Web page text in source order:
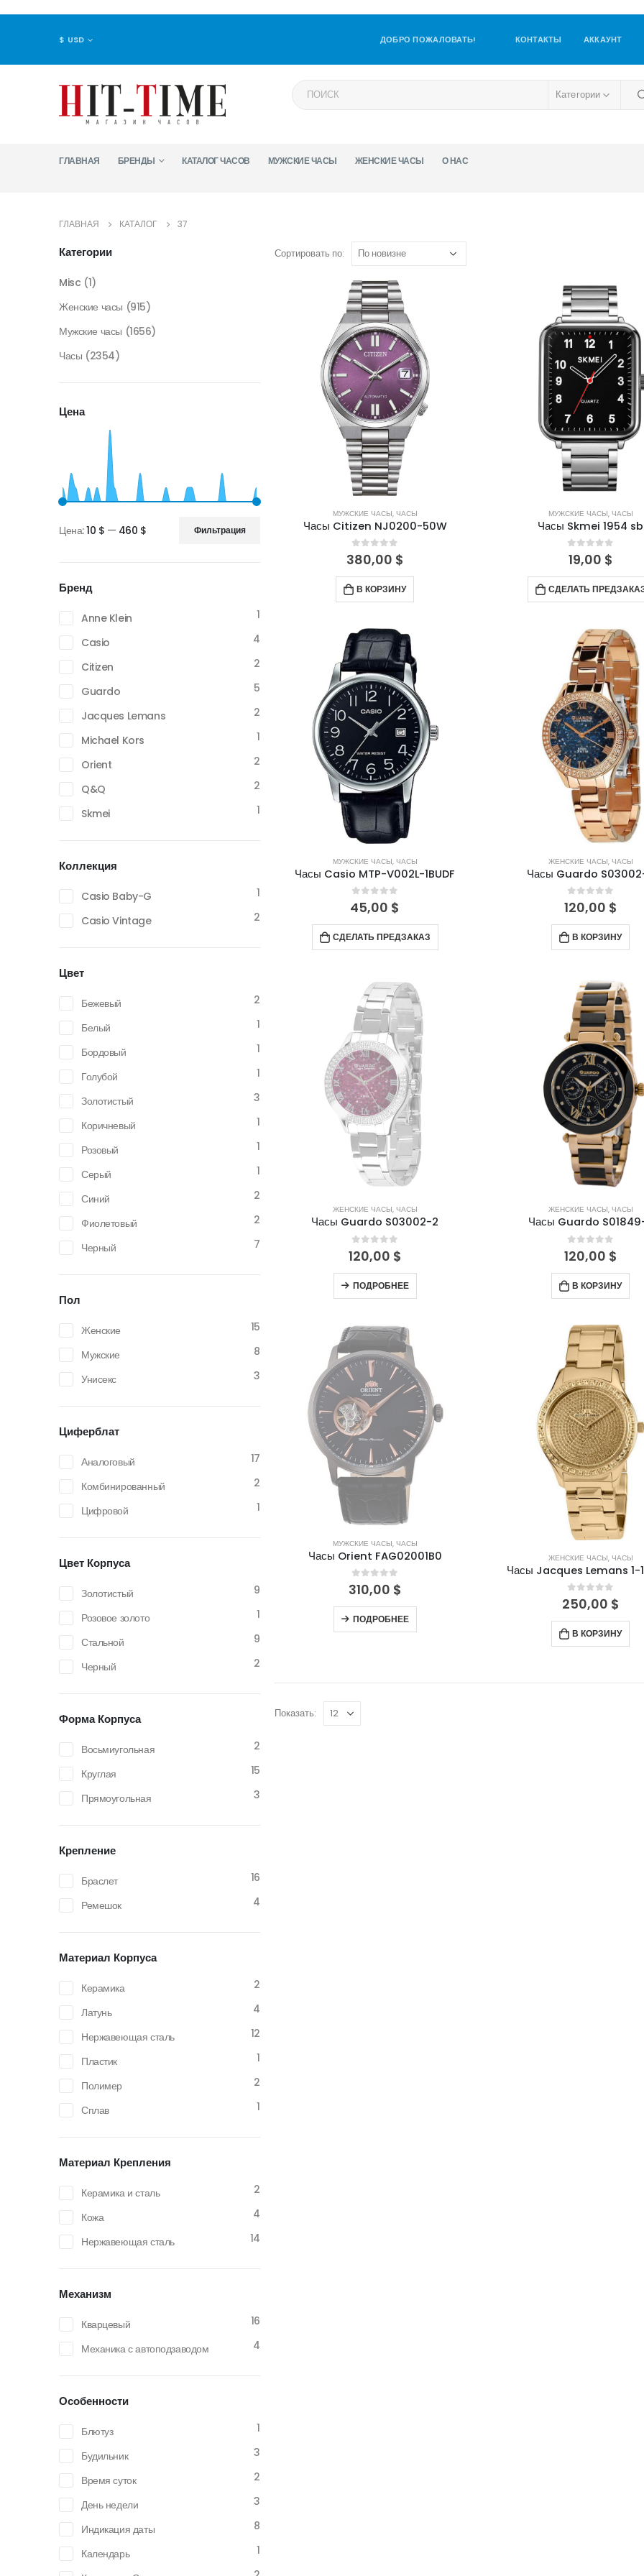
$ USD ДОБРО ПОЖАЛОВАТЬ! КОНТАКТЫ АККАУНТ
Категории
ГЛАВНАЯ БРЕНДЫ КАТАЛОГ ЧАСОВ МУЖСКИЕ ЧАСЫ ЖЕНСКИЕ ЧАСЫ О НАС
ГЛАВНАЯ КАТАЛОГ 37
Сортировать по:
МУЖСКИЕ ЧАСЫ, ЧАСЫ
Часы Citizen NJ0200-50W
0out of 5
380,00 $
В КОРЗИНУ
МУЖСКИЕ ЧАСЫ, ЧАСЫ
Часы Skmei 1954 sb
0out of 5
19,00 $
СДЕЛАТЬ
МУЖСКИЕ ЧАСЫ, ЧАСЫ
Часы Casio MTP-V002L-1BUDF
0 out of 5
45,00 $
СДЕЛАТЬ ПРЕДЗАКАЗ
ЖЕНСКИЕ ЧАСЫ, ЧАСЫ
Часы Guardo
0out of 5
120,00 $
В КОРЗИНУ
НЕТ В НАЛИЧИИ
ЖЕНСКИЕ ЧАСЫ, ЧАСЫ
Часы Guardo S03002-2
0out of 5
120,00 $
ПОДРОБНЕЕ
ЖЕНСКИЕ ЧАСЫ, ЧАСЫ
Часы Guardo
0out of 5
120,00 $
В КОРЗИНУ
НЕТ В НАЛИЧИИ
МУЖСКИЕ ЧАСЫ, ЧАСЫ
Часы Orient FAG02001B0
0out of 5
310,00 $
ПОДРОБНЕЕ
ЖЕНСКИЕ ЧАСЫ, ЧАСЫ
Часы Jacques Lemans 1-
0out of 5
250,00 $
В КОРЗИНУ
Показать:
Категории
Misc (1)
Женские часы (915)
Мужские часы (1656)
Часы (2354)
Цена
Минимальная
цена
Максимальная
цена
Фильтрация
Цена:10 $ — 460 $
Бренд
Anne Klein
1
Casio
4
Citizen
2
Guardo
5
Jacques Lemans
2
Michael Kors
1
Orient
2
Q&Q
2
Skmei
1
Коллекция
Casio Baby-G
1
Casio Vintage
2
Цвет
Бежевый
2
Белый
1
Бордовый
1
Голубой
1
Золотистый
3
Коричневый
1
Розовый
1
Серый
1
Синий
2
Фиолетовый
2
Черный
7
Пол
Женские
15
Мужские
8
Унисекс
3
Циферблат
Аналоговый
17
Комбинированный
2
Цифровой
1
Цвет Корпуса
Золотистый
9
Розовое золото
1
Стальной
9
Черный
2
Форма Корпуса
Восьмиугольная
2
Круглая
15
Прямоугольная
3
Крепление
Браслет
16
Ремешок
4
Материал Корпуса
Керамика
2
Латунь
4
Нержавеющая сталь
12
Пластик
1
Полимер
2
Сплав
1
Материал Крепления
Керамика и сталь
2
Кожа
4
Нержавеющая сталь
14
Механизм
Кварцевый
16
Механика с автоподзаводом
4
Особенности
Блютуз
1
Будильник
3
Время суток
2
День недели
3
Индикация даты
8
Календарь
1